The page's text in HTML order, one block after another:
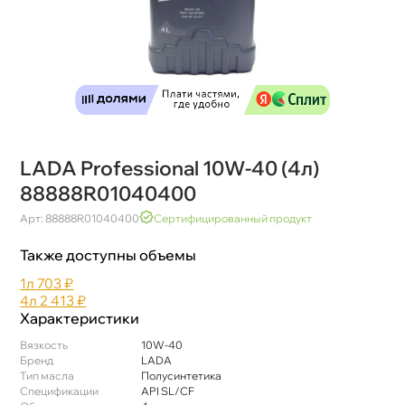
LADA Professional 10W-40 (4л)
88888R01040400
Арт: 88888R01040400 Сертифицированный продукт
Также доступны объемы
1л 703 ₽
4л 2 413 ₽
Характеристики
язкость
10W-40
Бренд
LADA
Тип масла
Полусинтетика
Спецификации
API SL/CF